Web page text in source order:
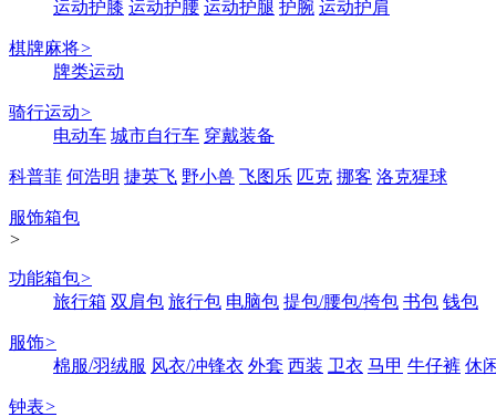
运动护膝 运动护腰 运动护腿 护腕 运动护肩
棋牌麻将>
牌类运动
骑行运动>
电动车 城市自行车 穿戴装备
科普菲 何浩明 捷英飞 野小兽 飞图乐 匹克 挪客 洛克猩球
服饰箱包
>
功能箱包>
旅行箱 双肩包 旅行包 电脑包 提包/腰包/挎包 书包 钱包
服饰>
棉服/羽绒服 风衣/冲锋衣 外套 西装 卫衣 马甲 牛仔裤 休
钟表>